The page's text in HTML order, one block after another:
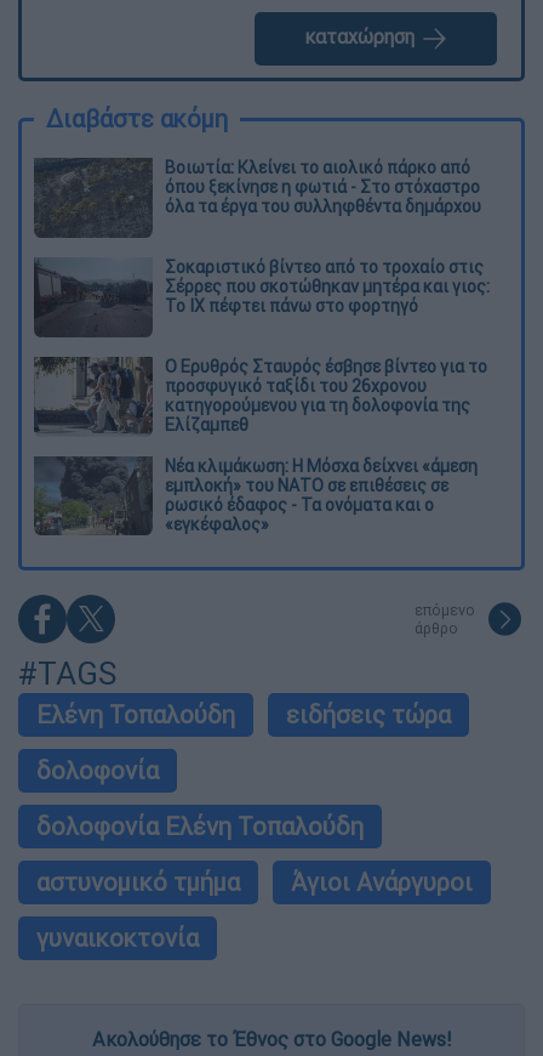
καταχώρηση
Διαβάστε ακόμη
Βοιωτία: Κλείνει το αιολικό πάρκο από
όπου ξεκίνησε η φωτιά - Στο στόχαστρο
όλα τα έργα του συλληφθέντα δημάρχου
Σοκαριστικό βίντεο από το τροχαίο στις
Σέρρες που σκοτώθηκαν μητέρα και γιος:
Το ΙΧ πέφτει πάνω στο φορτηγό
Ο Ερυθρός Σταυρός έσβησε βίντεο για το
προσφυγικό ταξίδι του 26χρονου
κατηγορούμενου για τη δολοφονία της
Ελίζαμπεθ
Νέα κλιμάκωση: Η Μόσχα δείχνει «άμεση
εμπλοκή» του ΝΑΤΟ σε επιθέσεις σε
ρωσικό έδαφος - Τα ονόματα και ο
«εγκέφαλος»
επόμενο
άρθρο
#TAGS
Ελένη Τοπαλούδη
ειδήσεις τώρα
δολοφονία
δολοφονία Ελένη Τοπαλούδη
αστυνομικό τμήμα
Άγιοι Ανάργυροι
γυναικοκτονία
Ακολούθησε το Έθνος στο Google News!